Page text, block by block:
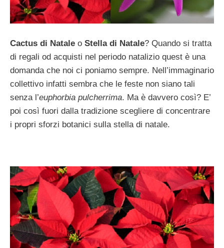
Cactus di Natale o Stella di Natale? Quando si tratta
di regali od acquisti nel periodo natalizio quest è una
domanda che noi ci poniamo sempre. Nell’immaginario
collettivo infatti sembra che le feste non siano tali
senza l’euphorbia pulcherrima. Ma è davvero così? E’
poi così fuori dalla tradizione scegliere di concentrare
i propri sforzi botanici sulla stella di natale.